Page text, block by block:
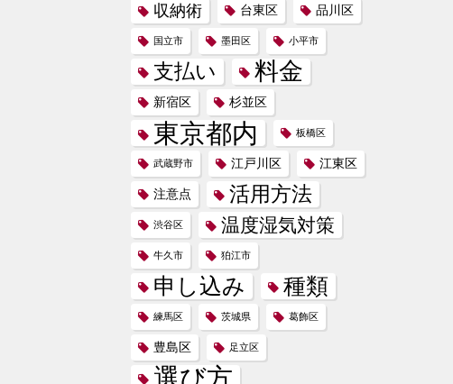
収納術 台東区 品川区
国立市 墨田区 小平市
支払い 料金
新宿区 杉並区
東京都内 板橋区
武蔵野市 江戸川区 江東区
注意点 活用方法
渋谷区 温度湿気対策
牛久市 狛江市
申し込み 種類
練馬区 茨城県 葛飾区
豊島区 足立区
選び方